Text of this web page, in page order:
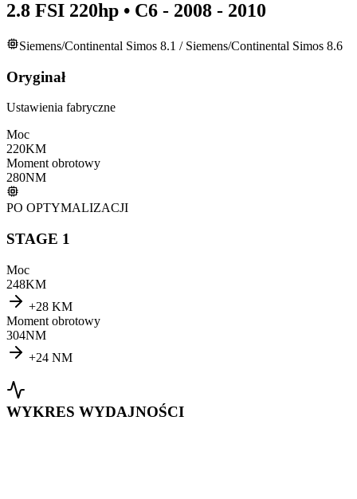
2.8 FSI 220hp • C6 - 2008 - 2010
Siemens/Continental Simos 8.1 / Siemens/Continental Simos 8.6
Oryginał
Ustawienia fabryczne
Moc
220KM
Moment obrotowy
280NM
PO OPTYMALIZACJI
STAGE 1
Moc
248KM
+28 KM
Moment obrotowy
304NM
+24 NM
WYKRES WYDAJNOŚCI